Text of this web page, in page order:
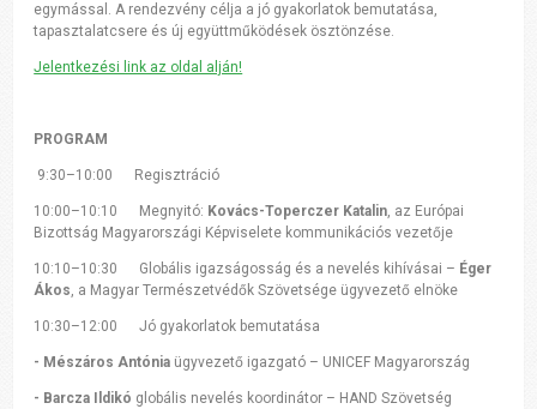
egymással. A rendezvény célja a jó gyakorlatok bemutatása,
tapasztalatcsere és új együttműködések ösztönzése.
Jelentkezési link az oldal alján!
PROGRAM
9:30–10:00 Regisztráció
10:00–10:10 Megnyitó: Kovács-Toperczer Katalin, az Európai
Bizottság Magyarországi Képviselete kommunikációs vezetője
10:10–10:30 Globális igazságosság és a nevelés kihívásai – Éger
Ákos, a Magyar Természetvédők Szövetsége ügyvezető elnöke
10:30–12:00 Jó gyakorlatok bemutatása
- Mészáros Antónia ügyvezető igazgató – UNICEF Magyarország
- Barcza Ildikó globális nevelés koordinátor – HAND Szövetség